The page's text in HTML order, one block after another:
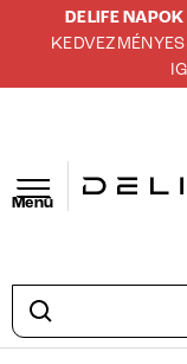
DELIFE
Menü